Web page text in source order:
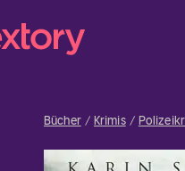
Bücher Krimis